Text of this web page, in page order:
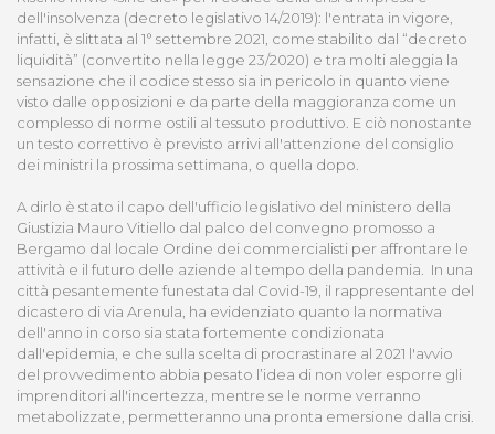
dell'insolvenza (decreto legislativo 14/2019): l'entrata in vigore,
infatti, è slittata al 1° settembre 2021, come stabilito dal “decreto
liquidità” (convertito nella legge 23/2020) e tra molti aleggia la
sensazione che il codice stesso sia in pericolo in quanto viene
visto dalle opposizioni e da parte della maggioranza come un
complesso di norme ostili al tessuto produttivo. E ciò nonostante
un testo correttivo è previsto arrivi all'attenzione del consiglio
dei ministri la prossima settimana, o quella dopo.
A dirlo è stato il capo dell'ufficio legislativo del ministero della
Giustizia Mauro Vitiello dal palco del convegno promosso a
Bergamo dal locale Ordine dei commercialisti per affrontare le
attività e il futuro delle aziende al tempo della pandemia. In una
città pesantemente funestata dal Covid-19, il rappresentante del
dicastero di via Arenula, ha evidenziato quanto la normativa
dell'anno in corso sia stata fortemente condizionata
dall'epidemia, e che sulla scelta di procrastinare al 2021 l'avvio
del provvedimento abbia pesato l’idea di non voler esporre gli
imprenditori all'incertezza, mentre se le norme verranno
metabolizzate, permetteranno una pronta emersione dalla crisi.